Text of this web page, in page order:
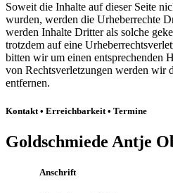
Soweit die Inhalte auf dieser Seite
wurden, werden die Urheberrechte
werden Inhalte Dritter als solche
trotzdem auf eine
bitten wir um einen entsprechenden
von Rechtsverletzungen werden wir
entfernen.
Kontakt • Erreichbarkeit • Termine
Goldschmiede Antje
Anschrift